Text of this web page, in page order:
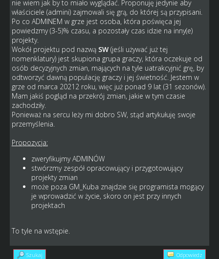
nie wiem jak by to miało wyglądać. Proponuję jedynie aby
właściciele (admini) zajmowali się grą, do której są przypisani.
Po co ADMINEM w grze jest osoba, która poświęca jej
powiedzmy (3-5)% czasu, a pozostały czas idzie na inny(e)
projekty.
Wokół projektu pod nazwą SW(jeśli używać już tej
nomenklatury) jest skupiona grupa graczy, która oczekuje od
osób decyzyjnych zmian, mających na tyle uatrakcyjnić grę, by
odtworzyć dawną populację graczy i jej świetność. Jestem w
grze od marca 20212 roku, więc już ponad 9 lat (31 sezonów).
Mam jakiś pogląd na przekrój zmian, jakie w tym czasie
zachodziły.
Ponieważ na sercu leży mi dobro SW, stąd artykułuję swoje
przemyślenia.
Propozycja:
zweryfikujmy ADMINÓW
stwórzmy zespół opracowujący i przygotowujący
projekty zmian
może poza GM_Kuba znajdzie się programista mogący
je wprowadzić w życie, skoro on jest przy innych
projektach
To tyle na wstępie.
Szukaj Odpowiedz